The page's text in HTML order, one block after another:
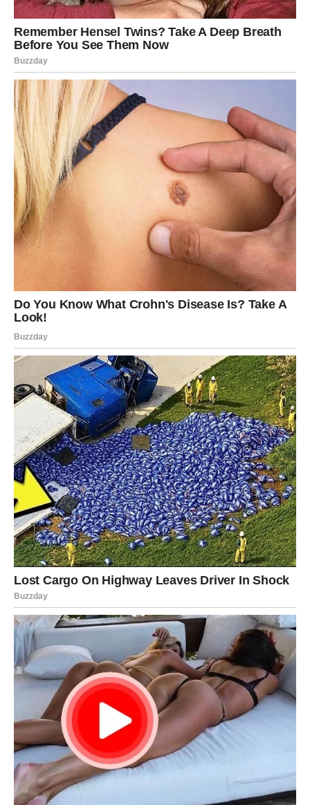
Sastojci
Nakon postupka guljenja dobili smo neto masu šljiva od 4
kilograma.
Za pripremu ovog recepta potrebno je prikupiti 1/2 žličice
cimeta, 1/2 žličice mljevenog klinčića i otprilike 2 do 3 žlice
ruma ili šećera prelivenog rumom.
Priprema
Temeljito oprane, osušene i očišćene šljive stavite u veliki
lonac zapremine oko 5 do 6 litara. Uključite ringlu za početak
dok ne postigne željenu gustoću.
Nakon prvih deset minuta, pojačajte učestalost miješanja dok
smjesa ne dosegne točku vrenja. Nakon toga smanjite vatru i
neprestano miješajte dok gulaš krčka, nastavljajući s tim
postupkom dok ne postignete željenu gustoću (ostavite kuhati
još sat vremena od trenutka kada počne ključati). Ako želite,
dodajte začine i rum tijekom završne faze kuhanja.
Kako biste osigurali pravilno skladištenje staklenki, bitno ih je
temeljito oprati i osušiti prije pričvršćivanja metalnih čepova s ​​
navojem. Treba naglasiti da staklenke nije potrebno zagrijavati.
Žličicom pedantno punite svaku staklenku pekmezom, pazeći
da je napunite do vrha.